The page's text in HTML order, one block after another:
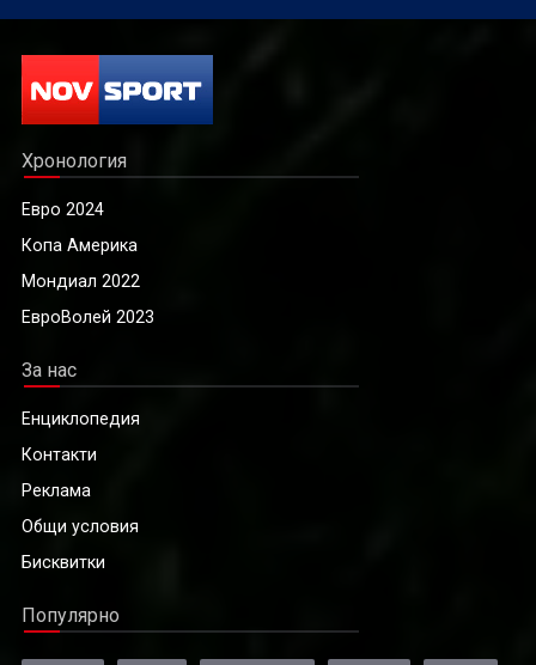
Хронология
Евро 2024
Копа Америка
Мондиал 2022
ЕвроВолей 2023
За нас
Енциклопедия
Контакти
Реклама
Общи условия
Бисквитки
Популярно